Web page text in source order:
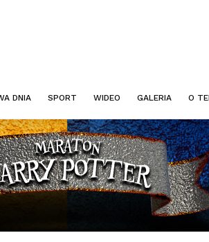
DNIA SPORT WIDEO GALERIA O